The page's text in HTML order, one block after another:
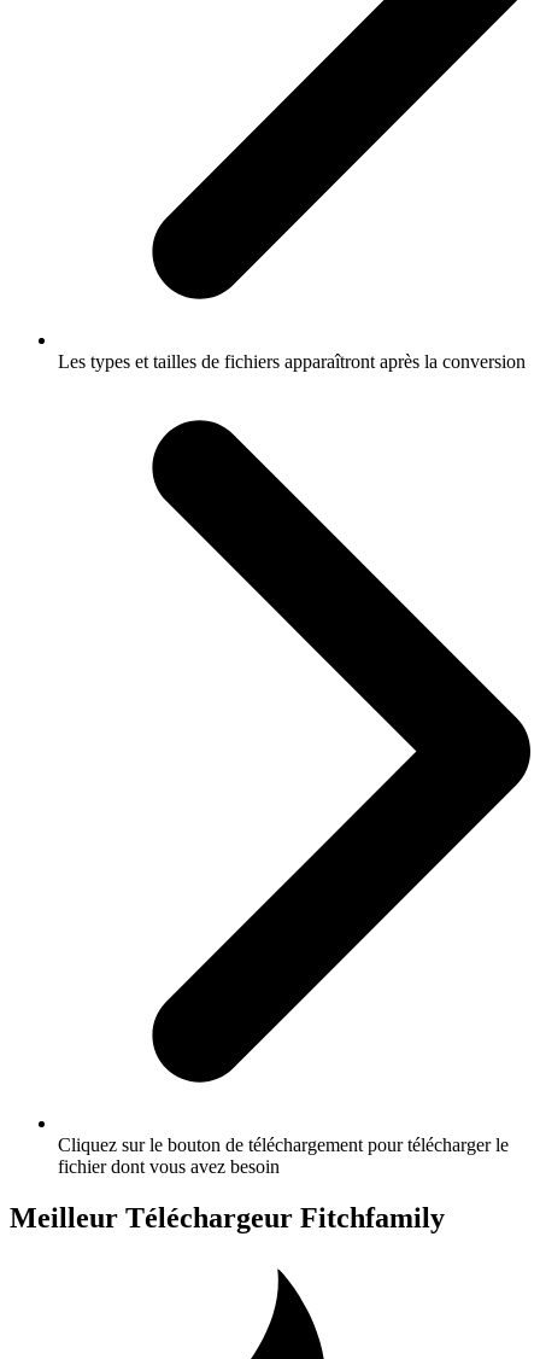
Les types et tailles de fichiers apparaîtront après la conversion
Cliquez sur le bouton de téléchargement pour télécharger le
fichier dont vous avez besoin
Meilleur Téléchargeur Fitchfamily